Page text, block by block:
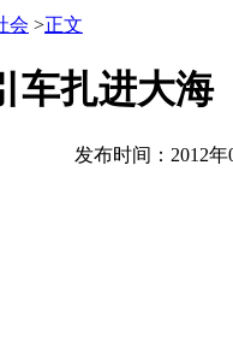
会 >正文
车扎进大海
发布时间：2012年